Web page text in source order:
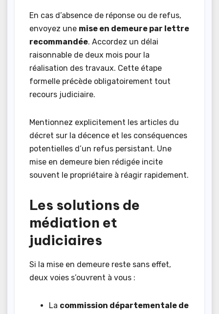
En cas d’absence de réponse ou de refus,
envoyez une mise en demeure par lettre
recommandée. Accordez un délai
raisonnable de deux mois pour la
réalisation des travaux. Cette étape
formelle précède obligatoirement tout
recours judiciaire.
Mentionnez explicitement les articles du
décret sur la décence et les conséquences
potentielles d’un refus persistant. Une
mise en demeure bien rédigée incite
souvent le propriétaire à réagir rapidement.
Les solutions de
médiation et
judiciaires
Si la mise en demeure reste sans effet,
deux voies s’ouvrent à vous :
La commission départementale de